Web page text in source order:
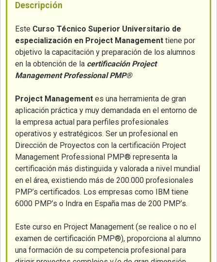
Descripción
Este Curso Técnico Superior Universitario de
especialización en Project Management tiene por
objetivo la capacitación y preparación de los alumnos
en la obtención de la certificación Project
Management Professional PMP®
Project Management es una herramienta de gran
aplicación práctica y muy demandada en el entorno de
la empresa actual para perfiles profesionales
operativos y estratégicos. Ser un profesional en
Dirección de Proyectos con la certificación Project
Management Professional PMP® representa la
certificación más distinguida y valorada a nivel mundial
en el área, existiendo más de 200.000 profesionales
PMP’s certificados. Los empresas como IBM tiene
6000 PMP’s o Indra en España mas de 200 PMP’s.
Este curso en Project Management (se realice o no el
examen de certificación PMP®), proporciona al alumno
una formación de su competencia profesional para